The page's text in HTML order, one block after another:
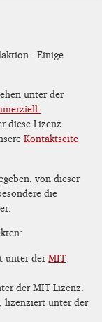
- Einige
unter der
diese Lizenz
Kontaktseite
von dieser
die
unter derMIT
der MIT Lizenz.
lizenziert unter der